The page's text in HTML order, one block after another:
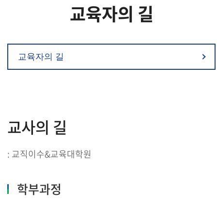
교육자의 길
교육자의 길
교사의 길
: 교직이수&교육대학원
학부과정